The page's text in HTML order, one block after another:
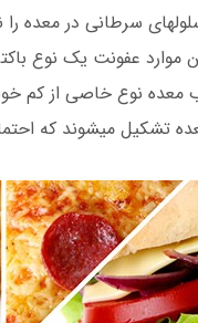
سرطانی در معده را
موارد عفونت یک نوع
معده نوع خاصی از کم
تشکیل میشوند که